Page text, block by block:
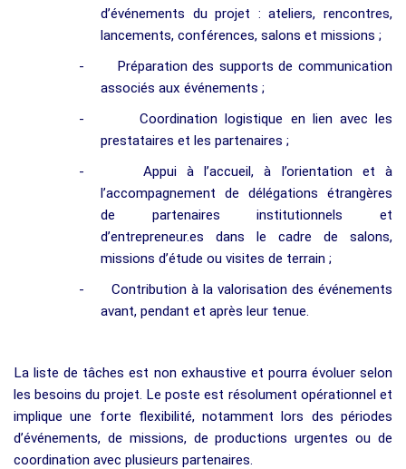
d’événements du projet : ateliers, rencontres,
lancements, conférences, salons et missions ;
-
Préparation des supports de communication
associés aux événements ;
-
Coordination logistique en lien avec les
prestataires et les partenaires ;
-
Appui à l’accueil, à l’orientation et à
l’accompagnement de délégations étrangères
de partenaires institutionnels et
d’entrepreneur.es dans le cadre de salons,
missions d’étude ou visites de terrain ;
-
Contribution à la valorisation des événements
avant, pendant et après leur tenue.
La liste de tâches est non exhaustive et pourra évoluer selon
les besoins du projet. Le poste est résolument opérationnel et
implique une forte flexibilité, notamment lors des périodes
d’événements, de missions, de productions urgentes ou de
coordination avec plusieurs partenaires.